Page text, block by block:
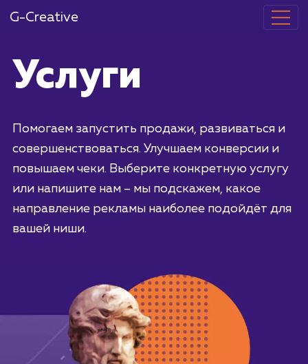
G-Creative
Услуги
Помогаем запустить продажи, развиваться
совершенствоваться. Улучшаем конверсии
повышаем чеки. Выберите конкретную
или напишите нам – мы подскажем, какое
направление рекламы наиболее подойдёт